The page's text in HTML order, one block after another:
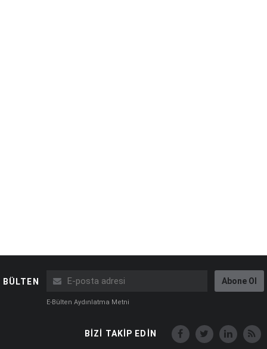
BÜLTEN Abone Ol
E-Bülten Aydınlatma Metni
BİZİ TAKİP EDİN